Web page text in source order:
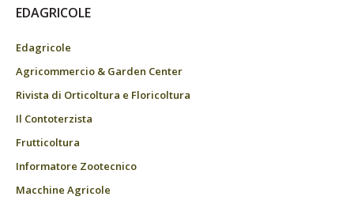
EDAGRICOLE
Edagricole
Agricommercio & Garden Center
Rivista di Orticoltura e Floricoltura
Il Contoterzista
Frutticoltura
Informatore Zootecnico
Macchine Agricole